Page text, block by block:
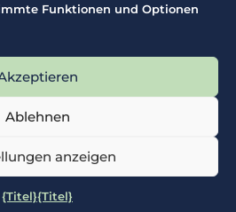
Funktionen und Optionen
Ablehnen
anzeigen
{Titel}{Titel}